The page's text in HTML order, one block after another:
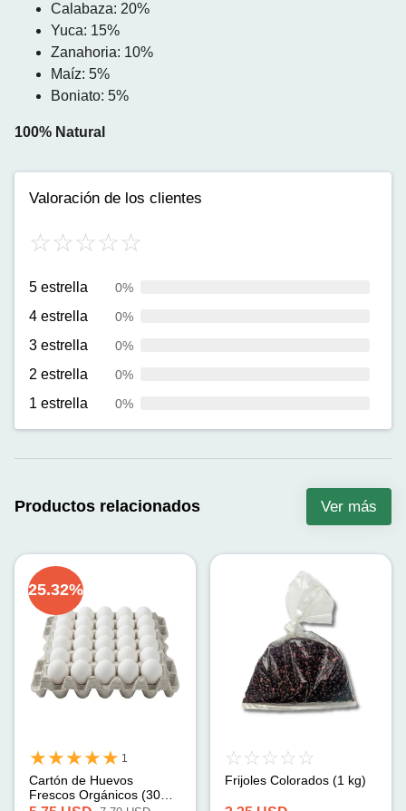
Calabaza: 20%
Yuca: 15%
Zanahoria: 10%
Maíz: 5%
Boniato: 5%
100% Natural
Valoración de los clientes
5 estrella 0%
4 estrella 0%
3 estrella 0%
2 estrella 0%
1 estrella 0%
Productos relacionados Ver más
25.32%
1
Cartón de Huevos
Frescos Orgánicos (30
Frijoles Colorados (1 kg)